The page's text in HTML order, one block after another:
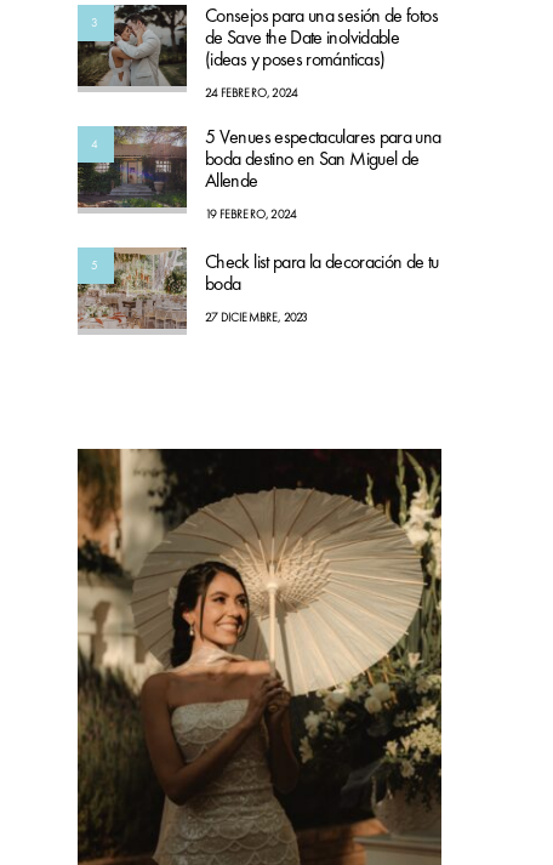
3
Consejos para una sesión de fotos
de Save the Date inolvidable
(ideas y poses románticas)
24 FEBRERO, 2024
4
5 Venues espectaculares para una
boda destino en San Miguel de
Allende
19 FEBRERO, 2024
5
Check list para la decoración de tu
boda
27 DICIEMBRE, 2023